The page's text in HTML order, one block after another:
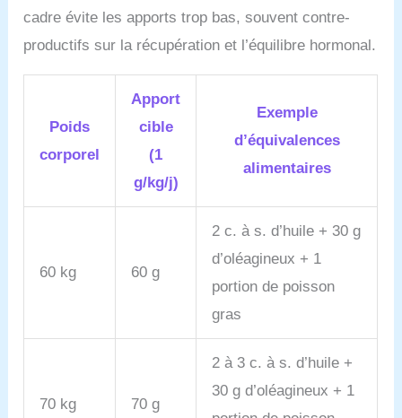
cadre évite les apports trop bas, souvent contre-
productifs sur la récupération et l’équilibre hormonal.
Poids
corporel
Apport
cible
(1
g/kg/j)
Exemple
d’équivalences
alimentaires
60 kg 60 g
2 c. à s. d’huile + 30 g
d’oléagineux + 1
portion de poisson
gras
70 kg 70 g
2 à 3 c. à s. d’huile +
30 g d’oléagineux + 1